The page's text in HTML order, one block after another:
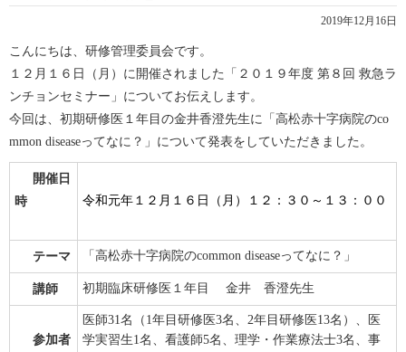
2019年12月16日
こんにちは、研修管理委員会です。
１２月１６日（月）に開催されました「２０１９年度 第８回 救急ラ
ンチョンセミナー」についてお伝えします。
今回は、初期研修医１年目の金井香澄先生に「高松赤十字病院のco
mmon diseaseってなに？」について発表をしていただきました。
開催日
時
令和元年１２ 月１６ 日（月）１２：３０～１３：００
テーマ 「高松赤十字病院のcommon diseaseってなに？」
講師 初期臨床研修医１年目 金井 香澄先生
参加者
医師31名（1年目研修医3名、2年目研修医13名）、医
学実習生1名、看護師5名、理学・作業療法士3名、事